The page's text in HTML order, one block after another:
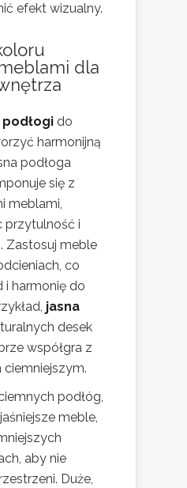
efekt wizualny.
dla
do
harmonijną
podłoga
się z
meblami,
przytulność i
Zastosuj meble
co
i harmonię do
jasna
desek
współgra z
podłóg,
meble,
aby nie
Duże,